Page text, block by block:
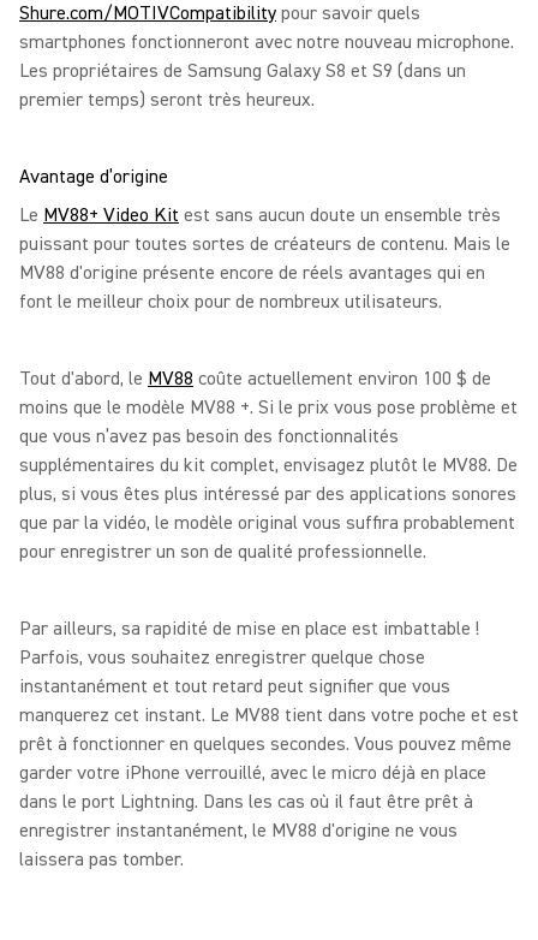
Shure.com/MOTIVCompatibility pour savoir quels
smartphones fonctionneront avec notre nouveau microphone.
Les propriétaires de Samsung Galaxy S8 et S9 (dans un
premier temps) seront très heureux.
Avantage d’origine
Le MV88+ Video Kit est sans aucun doute un ensemble très
puissant pour toutes sortes de créateurs de contenu. Mais le
MV88 d'origine présente encore de réels avantages qui en
font le meilleur choix pour de nombreux utilisateurs.
Tout d'abord, le MV88 coûte actuellement environ 100 $ de
moins que le modèle MV88 +. Si le prix vous pose problème et
que vous n’avez pas besoin des fonctionnalités
supplémentaires du kit complet, envisagez plutôt le MV88. De
plus, si vous êtes plus intéressé par des applications sonores
que par la vidéo, le modèle original vous suffira probablement
pour enregistrer un son de qualité professionnelle.
Par ailleurs, sa rapidité de mise en place est imbattable !
Parfois, vous souhaitez enregistrer quelque chose
instantanément et tout retard peut signifier que vous
manquerez cet instant. Le MV88 tient dans votre poche et est
prêt à fonctionner en quelques secondes. Vous pouvez même
garder votre iPhone verrouillé, avec le micro déjà en place
dans le port Lightning. Dans les cas où il faut être prêt à
enregistrer instantanément, le MV88 d'origine ne vous
laissera pas tomber.